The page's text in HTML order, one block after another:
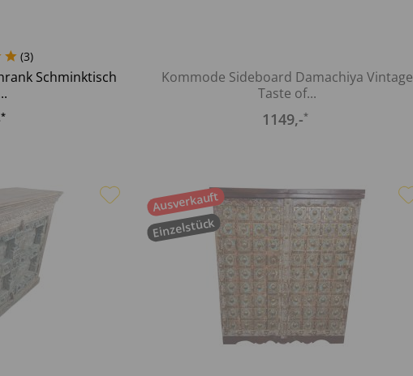
(3)
Schminktisch
*
Kommode Sideboard Damachiya Vintage
Taste of...
1149,-*
Ausverkauft
Einzelstück